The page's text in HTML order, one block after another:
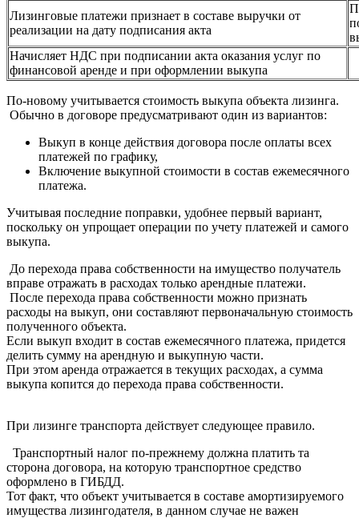
Лизинговые платежи признает в составе выручки от
реализации на дату подписания акта
Начисляет НДС при подписании акта оказания услуг по
финансовой аренде и при оформлении выкупа
По-новому учитывается стоимость выкупа объекта лизинга.
Обычно в договоре предусматривают один из вариантов:
Выкуп в конце действия договора после оплаты всех
платежей по графику,
Включение выкупной стоимости в состав ежемесячного
платежа.
Учитывая последние поправки, удобнее первый вариант,
поскольку он упрощает операции по учету платежей и самого
выкупа.
До перехода права собственности на имущество получатель
вправе отражать в расходах только арендные платежи.
После перехода права собственности можно признать
расходы на выкуп, они составляют первоначальную стоимость
полученного объекта.
Если выкуп входит в состав ежемесячного платежа, придется
делить сумму на арендную и выкупную части.
При этом аренда отражается в текущих расходах, а сумма
выкупа копится до перехода права собственности.
При лизинге транспорта действует следующее правило.
Транспортный налог по-прежнему должна платить та
сторона договора, на которую транспортное средство
оформлено в ГИБДД.
Тот факт, что объект учитывается в составе амортизируемого
имущества лизингодателя, в данном случае не важен